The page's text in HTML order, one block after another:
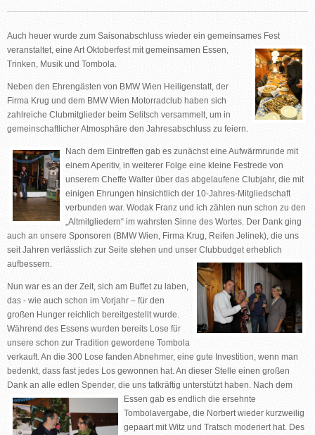
Auch heuer wurde zum Saisonabschluss wieder ein gemeinsames Fest
veranstaltet, eine Art Oktoberfest mit gemeinsamen Essen,
Trinken, Musik und Tombola.
Neben den Ehrengästen von BMW Wien Heiligenstatt, der
Firma Krug und dem BMW Wien Motorradclub haben sich
zahlreiche Clubmitglieder beim Selitsch versammelt, um in
gemeinschaftlicher Atmosphäre den Jahresabschluss zu feiern.
Nach dem Eintreffen gab es zunächst eine Aufwärmrunde mit
einem Aperitiv, in weiterer Folge eine kleine Festrede von
unserem Cheffe Walter über das abgelaufene Clubjahr, die mit
einigen Ehrungen hinsichtlich der 10-Jahres-Mitgliedschaft
verbunden war. Wodak Franz und ich zählen nun schon zu den
„Altmitgliedern“ im wahrsten Sinne des Wortes. Der Dank ging
auch an unsere Sponsoren (BMW Wien, Firma Krug, Reifen Jelinek), die uns
seit Jahren verlässlich zur Seite stehen und unser Clubbudget erheblich
aufbessern.
Nun war es an der Zeit, sich am Buffet zu laben,
das - wie auch schon im Vorjahr – für den
großen Hunger reichlich bereitgestellt wurde.
Während des Essens wurden bereits Lose für
unsere schon zur Tradition gewordene Tombola
verkauft. An die 300 Lose fanden Abnehmer, eine gute Investition, wenn man
bedenkt, dass fast jedes Los gewonnen hat. An dieser Stelle einen großen
Dank an alle edlen Spender, die uns tatkräftig unterstützt haben. Nach dem
Essen gab es endlich die ersehnte
Tombolavergabe, die Norbert wieder kurzweilig
gepaart mit Witz und Tratsch moderiert hat. Des